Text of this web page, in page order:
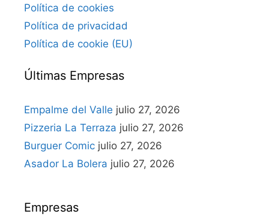
Política de cookies
Política de privacidad
Política de cookie (EU)
Últimas Empresas
Empalme del Valle julio 27, 2026
Pizzeria La Terraza julio 27, 2026
Burguer Comic julio 27, 2026
Asador La Bolera julio 27, 2026
Empresas